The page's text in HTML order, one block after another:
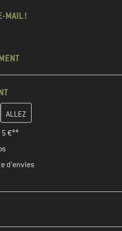
MAIL !
et créez votre compte client à la
5 €**
d'envies